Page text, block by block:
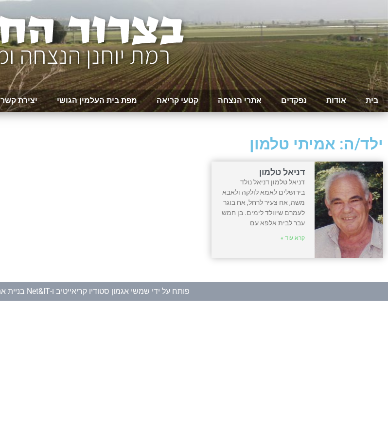
בית אודות נפקדים אתרי הנצחה קטעי קריאה מפת בית העלמין הגושי יצירת קשר
ילד/ה: אמיתי טלמון
דניאל טלמון
דניאל טלמון דניאל נולד
בירושלים לאמא לולקה ולאבא
משה, אח צעיר לרחל, אח בוגר
לעמרם שיוולד לימים. בן חמש
עבר לבית אלפא עם
קרא עוד »
פותח על ידי שמשי אגמון סטודיו קריאייטיב ו-Net&IT בניית אתרים ושירותי מחשוב